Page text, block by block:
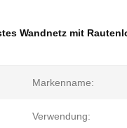
Wandnetz mit
Markenname:
Verwendung: